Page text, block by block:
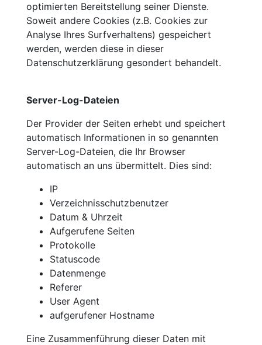
optimierten Bereitstellung seiner Dienste.
Soweit andere Cookies (z.B. Cookies zur
Analyse Ihres Surfverhaltens) gespeichert
werden, werden diese in dieser
Datenschutzerklärung gesondert behandelt.
Server-Log-Dateien
Der Provider der Seiten erhebt und speichert
automatisch Informationen in so genannten
Server-Log-Dateien, die Ihr Browser
automatisch an uns übermittelt. Dies sind:
IP
Verzeichnisschutzbenutzer
Datum & Uhrzeit
Aufgerufene Seiten
Protokolle
Statuscode
Datenmenge
Referer
User Agent
aufgerufener Hostname
Eine Zusammenführung dieser Daten mit